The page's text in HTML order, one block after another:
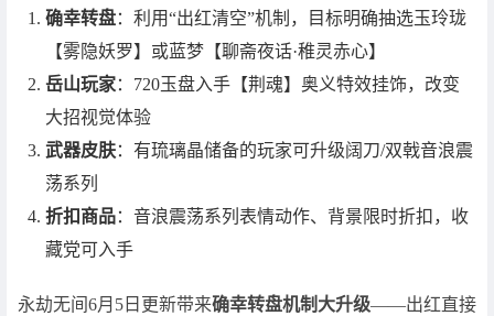
确幸转盘：利用“出红清空”机制，目标明确抽选玉玲珑
【雾隐妖罗】或蓝梦【聊斋夜话·稚灵赤心】
岳山玩家：720玉盘入手【荆魂】奥义特效挂饰，改变
大招视觉体验
武器皮肤：有琉璃晶储备的玩家可升级阔刀/双戟音浪震
荡系列
折扣商品：音浪震荡系列表情动作、背景限时折扣，收
藏党可入手
永劫无间6月5日更新带来确幸转盘机制大升级——出红直接